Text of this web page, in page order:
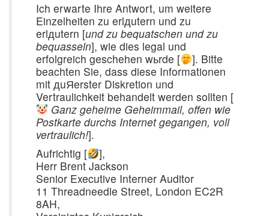
Ich erwarte Ihre Antwort, um weitere
Einzelheiten zu erlдutern und zu
erlдutern [und zu bequatschen und zu
bequasseln], wie dies legal und
erfolgreich geschehen wьrde [
]. Bitte
beachten Sie, dass diese Informationen
mit дuЯerster Diskretion und
Vertraulichkeit behandelt werden sollten [
Ganz geheime Geheimmail, offen wie
Postkarte durchs Internet gegangen, voll
vertraulich!].
Aufrichtig [
],
Herr Brent Jackson
Senior Executive Interner Auditor
11 Threadneedle Street, London EC2R
8AH,